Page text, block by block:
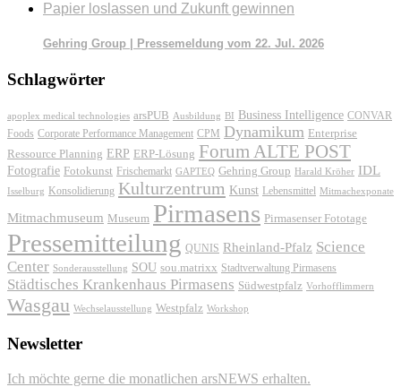
Papier loslassen und Zukunft gewinnen
Gehring Group | Pressemeldung vom 22. Jul. 2026
Schlagwörter
apoplex medical technologies arsPUB Ausbildung BI Business Intelligence CONVAR
Foods Corporate Performance Management CPM Dynamikum Enterprise
Ressource Planning ERP ERP-Lösung Forum ALTE POST
Fotografie Fotokunst Frischemarkt GAPTEQ Gehring Group Harald Kröher IDL
Isselburg Konsolidierung Kulturzentrum Kunst Lebensmittel Mitmachexponate
Mitmachmuseum Museum Pirmasens Pirmasenser Fototage
Pressemitteilung QUNIS Rheinland-Pfalz Science
Center Sonderausstellung SOU sou.matrixx Stadtverwaltung Pirmasens
Städtisches Krankenhaus Pirmasens Südwestpfalz Vorhofflimmern
Wasgau Wechselausstellung Westpfalz Workshop
Newsletter
Ich möchte gerne die monatlichen arsNEWS erhalten.